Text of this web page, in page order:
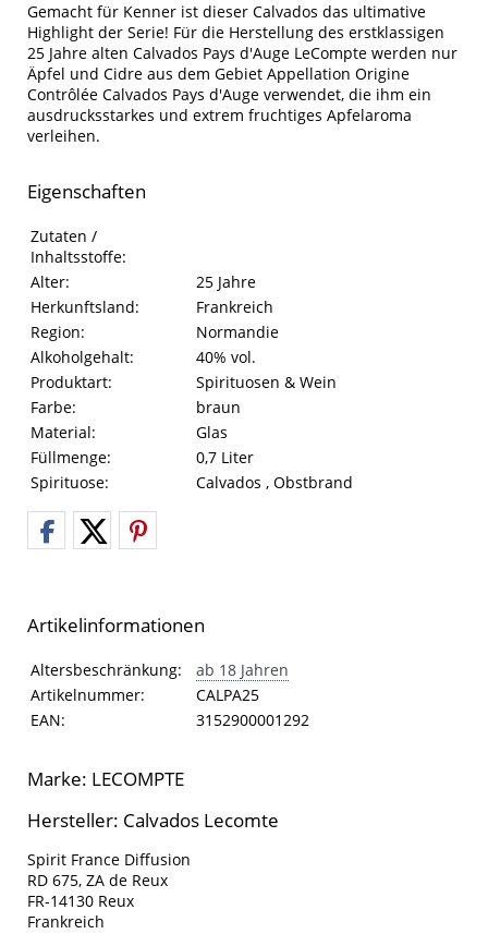
Gemacht für Kenner ist dieser Calvados das ultimative
Highlight der Serie! Für die Herstellung des erstklassigen
25 Jahre alten Calvados Pays d'Auge LeCompte werden nur
Äpfel und Cidre aus dem Gebiet Appellation Origine
Contrôlée Calvados Pays d'Auge verwendet, die ihm ein
ausdrucksstarkes und extrem fruchtiges Apfelaroma
verleihen.
Eigenschaften
Eigenschaften des Produkts
Eigenschaft
Zutaten /
Inhaltsstoffe:
Alter:
25 Jahre
Herkunftsland:
Frankreich
Region:
Normandie
Alkoholgehalt:
40% vol.
Produktart:
Spirituosen & Wein
Farbe:
braun
Material:
Glas
Füllmenge:
0,7 Liter
Spirituose:
Calvados , Obstbrand
Artikelinformationen
Artikelinformationen
Eigenschaft Wert
Altersbeschränkung:
ab 18 Jahren
Artikelnummer:
CALPA25
EAN:
3152900001292
Marke: LECOMPTE
Hersteller: Calvados Lecomte
Spirit France Diffusion
RD 675, ZA de Reux
FR-14130 Reux
Frankreich